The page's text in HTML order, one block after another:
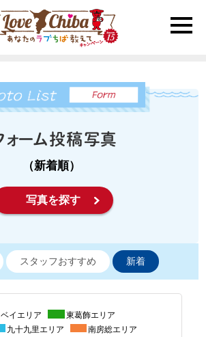
toggle
（新着順）
写真を探す
スタッフおすすめ 新着
ベイエリア
東葛飾エリア
九十九里エリア
南房総エリア